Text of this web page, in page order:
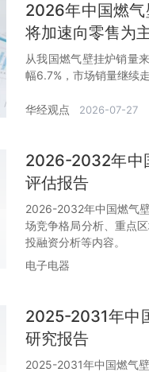
2026年中国燃气
将加速向零售为
从我国燃气壁挂炉销量
幅6.7%，市场销量继续
华经观点 2026-07-27
2026-2032年中
评估报告
2026-2032年中国燃气
场竞争格局分析、重点
投融资分析等内容。
电子电器
2025-2031年中
研究报告
2025-2031年中国燃气